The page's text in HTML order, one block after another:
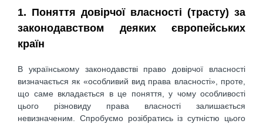
1. Поняття довірчої власності (трасту) за
законодавством деяких європейських
країн
В українському законодавстві право довірчої власності
визначається як «особливий вид права власності», проте,
що саме вкладається в це поняття, у чому особливості
цього різновиду права власності залишається
невизначеним. Спробуємо розібратись із сутністю цього